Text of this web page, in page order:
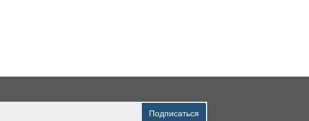
Подписаться